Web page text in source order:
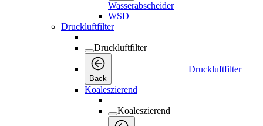
Wasserabscheider
WSD
Druckluftfilter
Druckluftfilter
Back
Druckluftfilter
Koaleszierend
Koaleszierend